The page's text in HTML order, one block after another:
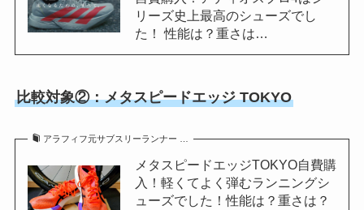
リーズ史上最高のシューズでし
た！ 性能は？重さは…
比較対象②：メタスピードエッジ TOKYO
アラフィフ元サブスリーランナー …
メタスピードエッジTOKYO自費購
入！軽くてよく弾むランニングシ
ューズでした！性能は？重さは？